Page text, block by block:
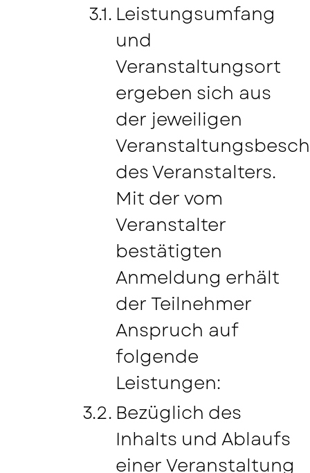
Leistungsumfang
und
Veranstaltungsort
ergeben sich aus
der jeweiligen
des Veranstalters.
Mit der vom
Veranstalter
bestätigten
Anmeldung erhält
der Teilnehmer
Anspruch auf
folgende
Leistungen:
Bezüglich des
Inhalts und Ablaufs
einer Veranstaltung